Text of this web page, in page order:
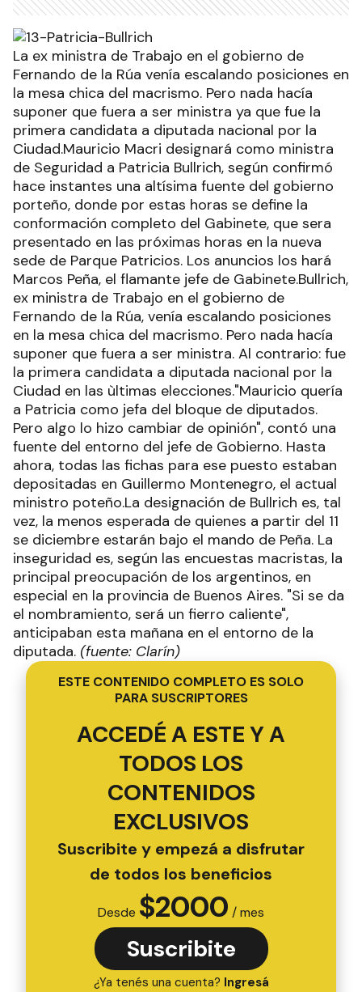
La ex ministra de Trabajo en el gobierno de
Fernando de la Rúa venía escalando posiciones en
la mesa chica del macrismo. Pero nada hacía
suponer que fuera a ser ministra ya que fue la
primera candidata a diputada nacional por la
Ciudad.Mauricio Macri designará como ministra
de Seguridad a Patricia Bullrich, según confirmó
hace instantes una altísima fuente del gobierno
porteño, donde por estas horas se define la
conformación completo del Gabinete, que sera
presentado en las próximas horas en la nueva
sede de Parque Patricios. Los anuncios los hará
Marcos Peña, el flamante jefe de Gabinete.Bullrich,
ex ministra de Trabajo en el gobierno de
Fernando de la Rúa, venía escalando posiciones
en la mesa chica del macrismo. Pero nada hacía
suponer que fuera a ser ministra. Al contrario: fue
la primera candidata a diputada nacional por la
Ciudad en las ùltimas elecciones."Mauricio quería
a Patricia como jefa del bloque de diputados.
Pero algo lo hizo cambiar de opinión", contó una
fuente del entorno del jefe de Gobierno. Hasta
ahora, todas las fichas para ese puesto estaban
depositadas en Guillermo Montenegro, el actual
ministro poteño.La designación de Bullrich es, tal
vez, la menos esperada de quienes a partir del 11
se diciembre estarán bajo el mando de Peña. La
inseguridad es, según las encuestas macristas, la
principal preocupación de los argentinos, en
especial en la provincia de Buenos Aires. "Si se da
el nombramiento, será un fierro caliente",
anticipaban esta mañana en el entorno de la
diputada. (fuente: Clarín)
ESTE CONTENIDO COMPLETO ES SOLO
PARA SUSCRIPTORES
ACCEDÉ A ESTE Y A
TODOS LOS
CONTENIDOS
EXCLUSIVOS
Suscribite y empezá a disfrutar
de todos los beneficios
Desde $2000 / mes
Suscribite
¿Ya tenés una cuenta? Ingresá